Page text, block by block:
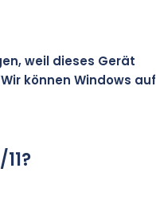
weil dieses Gerät
können Windows auf